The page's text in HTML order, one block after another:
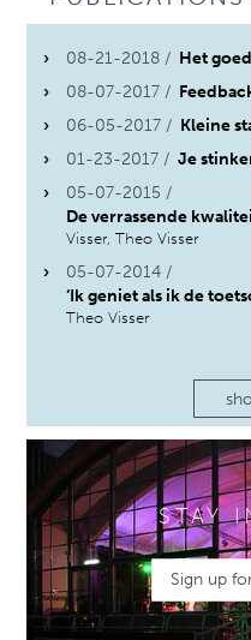
08-21-2018 / Het
08-07-2017 /
06-05-2017 / Kleine
01-23-2017 / Je
05-07-2015 /
De verrassende
Visser, Theo Visser
05-07-2014 /
‘Ik geniet als ik de
Theo Visser
STAY
Sign up